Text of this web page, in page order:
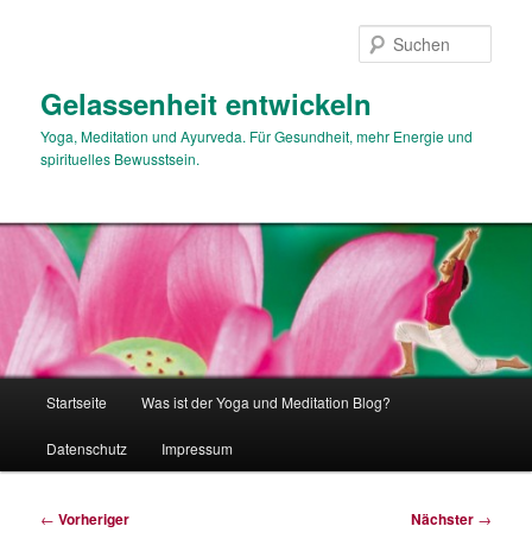
Gelassenheit entwickeln
Yoga, Meditation und Ayurveda. Für Gesundheit, mehr Energie und
spirituelles Bewusstsein.
Startseite Was ist der Yoga und Meditation Blog?
Datenschutz Impressum
Beitragsnavigation
← Vorheriger Nächster →